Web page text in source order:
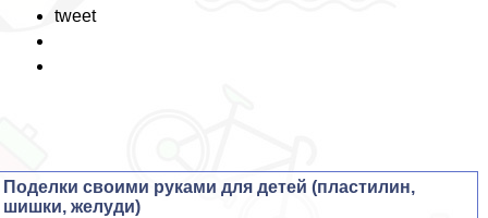
tweet
Поделки своими руками для детей (пластилин,
шишки, желуди)